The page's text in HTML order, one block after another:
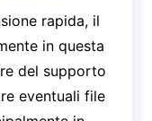
rapida, il
in questa
del supporto
eventuali file